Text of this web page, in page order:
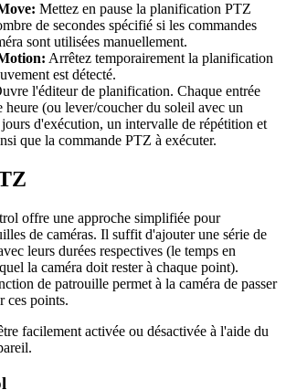
Mettez en pause la planification PTZ
de secondes spécifié si les commandes
sont utilisées manuellement.
Arrêtez temporairement la planification
est détecté.
l'éditeur de planification. Chaque entrée
heure (ou lever/coucher du soleil avec un
jours d'exécution, un intervalle de répétition et
que la commande PTZ à exécuter.
offre une approche simplifiée pour
de caméras. Il suffit d'ajouter une série de
leurs durées respectives (le temps en
la caméra doit rester à chaque point).
de patrouille permet à la caméra de passer
ces points.
facilement activée ou désactivée à l'aide du